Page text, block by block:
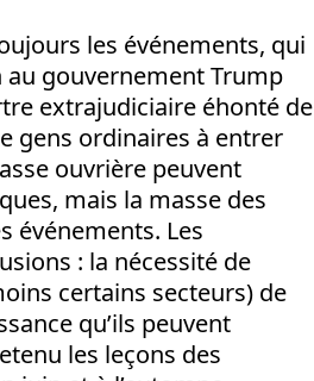
les événements, qui
au gouvernement Trump
extrajudiciaire éhonté de
gens ordinaires à entrer
ouvrière peuvent
mais la masse des
événements. Les
: la nécessité de
certains secteurs) de
qu’ils peuvent
les leçons des